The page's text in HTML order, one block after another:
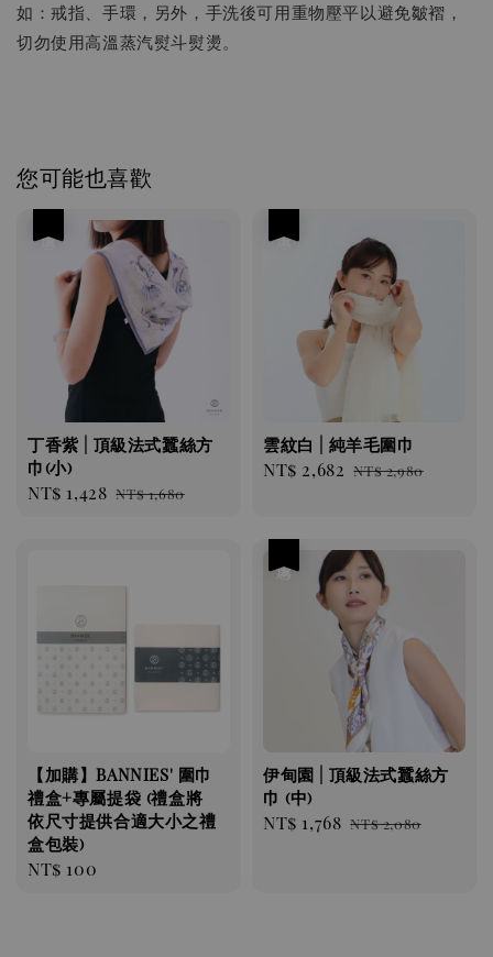
如：戒指、手環，另外，手洗後可用重物壓平以避免皺褶，
切勿使用高溫蒸汽熨斗熨燙。
您可能也喜歡
丁香紫 | 頂級法式蠶絲方
巾(小)
Sale
NT$ 1,428 Regular
NT$ 1,680
雲紋白 | 純羊毛圍巾
Sale
NT$ 2,682 Regular
NT$ 2,980
【加購】BANNIES' 圍巾
禮盒+專屬提袋 (禮盒將
依尺寸提供合適大小之禮
盒包裝)
Regular
NT$ 100
伊甸園 | 頂級法式蠶絲方
巾 (中)
Sale
NT$ 1,768 Regular
NT$ 2,080